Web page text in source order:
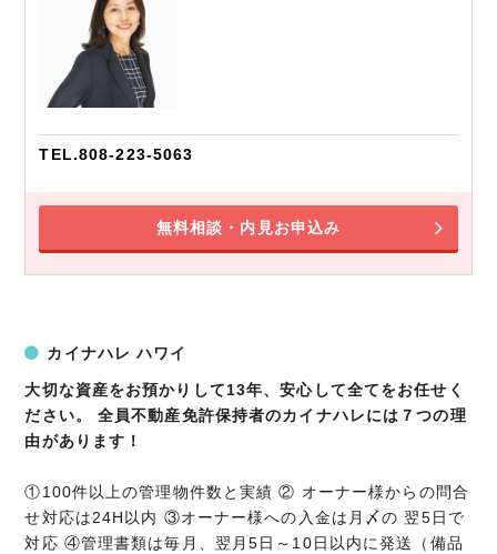
TEL.808-223-5063
無料相談・内見お申込み
カイナハレ ハワイ
大切な資産をお預かりして13年、安心して全てをお任せく
ださい。 全員不動産免許保持者のカイナハレには７つの理
由があります！
①100件以上の管理物件数と実績 ② オーナー様からの問合
せ対応は24H以内 ③オーナー様への入金は月〆の 翌5日で
対応 ④管理書類は毎月、翌月5日～10日以内に発送（備品